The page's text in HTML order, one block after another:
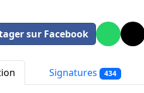
sur Facebook
Signatures 434